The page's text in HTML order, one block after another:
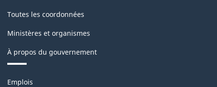
Toutes les coordonnées
Ministères et organismes
À propos du gouvernement
Thèmes
Emplois